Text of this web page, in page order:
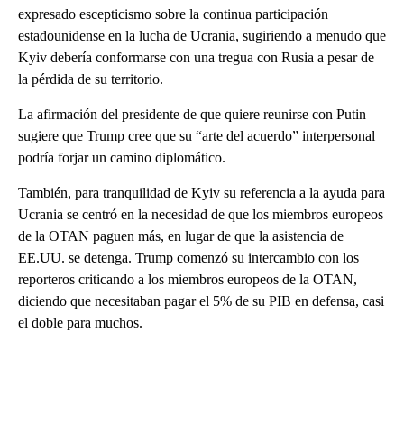
expresado escepticismo sobre la continua participación
estadounidense en la lucha de Ucrania, sugiriendo a menudo que
Kyiv debería conformarse con una tregua con Rusia a pesar de
la pérdida de su territorio.
La afirmación del presidente de que quiere reunirse con Putin
sugiere que Trump cree que su “arte del acuerdo” interpersonal
podría forjar un camino diplomático.
También, para tranquilidad de Kyiv su referencia a la ayuda para
Ucrania se centró en la necesidad de que los miembros europeos
de la OTAN paguen más, en lugar de que la asistencia de
EE.UU. se detenga. Trump comenzó su intercambio con los
reporteros criticando a los miembros europeos de la OTAN,
diciendo que necesitaban pagar el 5% de su PIB en defensa, casi
el doble para muchos.